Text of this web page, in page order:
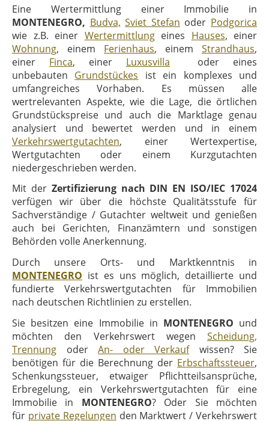
Eine Wertermittlung einer Immobilie in
MONTENEGRO, Budva, Sviet Stefan oder Podgorica
wie z.B. einer Wertermittlungeines Hauses, einer
Wohnung, einem Ferienhaus, einem Strandhaus,
einer Finca, einer Luxusvilla oder eines
unbebauten Grundstückes ist ein komplexes und
umfangreiches Vorhaben. Es müssen alle
wertrelevanten Aspekte, wie die Lage, die örtlichen
Grundstückspreise und auch die Marktlage genau
analysiert und bewertet werden und in einem
Verkehrswertgutachten, einer Wertexpertise,
Wertgutachten oder einem Kurzgutachten
niedergeschrieben werden.
Mit der Zertifizierung nach DIN EN ISO/IEC 17024
verfügen wir über die höchste Qualitätsstufe für
Sachverständige / Gutachter weltweit und genießen
auch bei Gerichten, Finanzämtern und sonstigen
Behörden volle Anerkennung.
Durch unsere Orts- und Marktkenntnis in
MONTENEGRO ist es uns möglich, detaillierte und
fundierte Verkehrswertgutachten für Immobilien
nach deutschen Richtlinien zu erstellen.
Sie besitzen eine Immobilie in MONTENEGRO und
möchten den Verkehrswert wegen Scheidung,
Trennung oder An- oder Verkaufwissen? Sie
benötigen für die Berechnung der Erbschaftssteuer,
Schenkungssteuer, etwaiger Pflichtteilsansprüche,
Erbregelung, ein Verkehrswertgutachten für eine
Immobilie in MONTENEGRO? Oder Sie möchten
für private Regelungen den Marktwert / Verkehrswert